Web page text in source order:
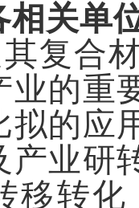
相关单
复合
业的重
拟的应
产业研
移转